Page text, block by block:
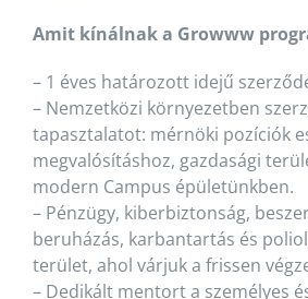
Amit kínálnak a Growww
– 1 éves határozott idejű
– Nemzetközi környezetben
tapasztalatot: mérnöki pozíciók
megvalósításhoz, gazdasági
modern Campus épületünkben.
– Pénzügy, kiberbiztonság,
beruházás, karbantartás és
terület, ahol várjuk a frissen
– Dedikált mentort a személyes